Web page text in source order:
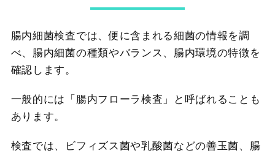
腸内細菌検査では、便に含まれる細菌の情報を調
べ、腸内細菌の種類やバランス、腸内環境の特徴を
確認します。
一般的には「腸内フローラ検査」と呼ばれることも
あります。
検査では、ビフィズス菌や乳酸菌などの善玉菌、腸